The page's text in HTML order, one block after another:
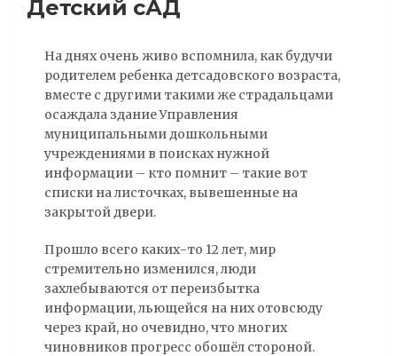
Детский сАД
На днях очень живо вспомнила, как будучи
родителем ребенка детсадовского возраста,
вместе с другими такими же страдальцами
осаждала здание Управления
муниципальными дошкольными
учреждениями в поисках нужной
информации – кто помнит – такие вот
списки на листочках, вывешенные на
закрытой двери.
Прошло всего каких-то 12 лет, мир
стремительно изменился, люди
захлебываются от переизбытка
информации, льющейся на них отовсюду
через край, но очевидно, что многих
чиновников прогресс обошёл стороной.